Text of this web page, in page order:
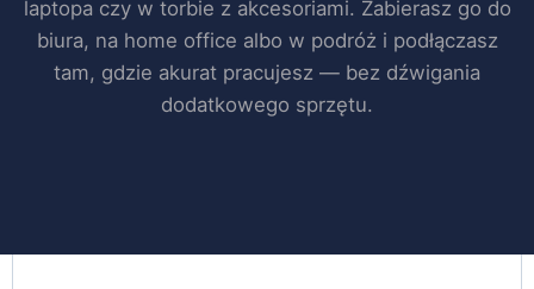
laptopa czy w torbie z akcesoriami. Zabierasz go do
biura, na home office albo w podróż i podłączasz
tam, gdzie akurat pracujesz — bez dźwigania
dodatkowego sprzętu.